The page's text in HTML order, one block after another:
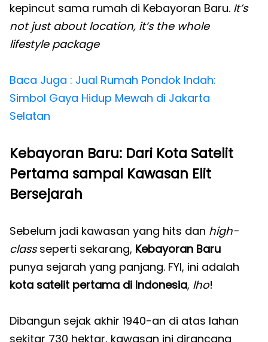
kepincut sama rumah di Kebayoran Baru. It’s
not just about location, it’s the whole
lifestyle package
Baca Juga : Jual Rumah Pondok Indah:
Simbol Gaya Hidup Mewah di Jakarta
Selatan
Kebayoran Baru: Dari Kota Satelit
Pertama sampai Kawasan Elit
Bersejarah
Sebelum jadi kawasan yang hits dan high-
classseperti sekarang, Kebayoran Baru
punya sejarah yang panjang. FYI, ini adalah
kota satelit pertama di Indonesia, lho!
Dibangun sejak akhir 1940-an di atas lahan
sekitar 730 hektar, kawasan ini dirancang